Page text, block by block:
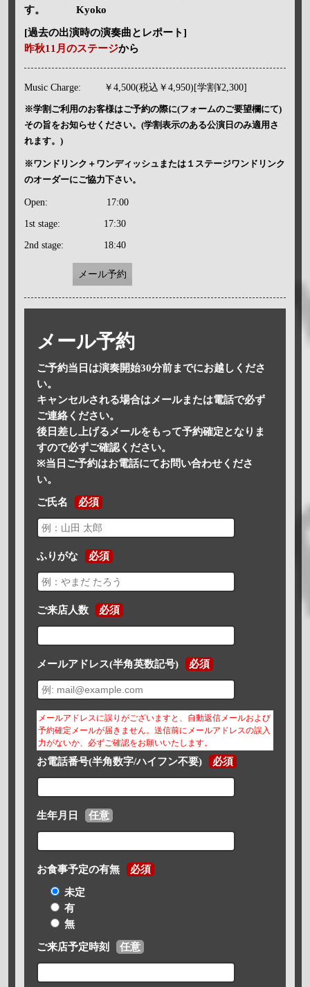
す。 Kyoko
[過去の出演時の演奏曲とレポート]
昨秋11月のステージから
Music Charge: ￥4,500(税込￥4,950)[学割¥2,300]
※学割ご利用のお客様はご予約の際に(フォームのご要望欄にて)
その旨をお知らせください。(学割表示のある公演日のみ適用さ
れます。)
※ワンドリンク＋ワンディッシュまたは１ステージワンドリンク
のオーダーにご協力下さい。
Open: 17:00
1st stage: 17:30
2nd stage: 18:40
メール予約
メール予約
ご予約当日は演奏開始30分前までにお越しくださ
い。
キャンセルされる場合はメールまたは電話で必ず
ご連絡ください。
後日差し上げるメールをもって予約確定となりま
すので必ずご確認ください。
※当日ご予約はお電話にてお問い合わせくださ
い。
ご氏名 必須
ふりがな 必須
ご来店人数 必須
メールアドレス(半角英数記号) 必須
メールアドレスに誤りがございますと、自動返信メールおよび
予約確定メールが届きません。送信前にメールアドレスの誤入
力がないか、必ずご確認をお願いいたします。
お電話番号(半角数字/ハイフン不要) 必須
生年月日 任意
お食事予定の有無 必須
未定
有
無
ご来店予定時刻 任意